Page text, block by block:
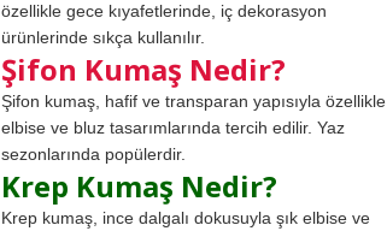
özellikle gece kıyafetlerinde, iç dekorasyon
ürünlerinde sıkça kullanılır.
Şifon Kumaş Nedir?
Şifon kumaş, hafif ve transparan yapısıyla özellikle
elbise ve bluz tasarımlarında tercih edilir. Yaz
sezonlarında popülerdir.
Krep Kumaş Nedir?
Krep kumaş, ince dalgalı dokusuyla şık elbise ve